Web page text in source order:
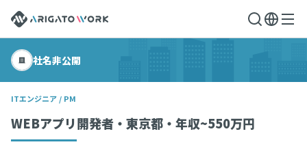
社名非公開
ITエンジニア / PM
WEBアプリ開発者・東京都・年収~550万円